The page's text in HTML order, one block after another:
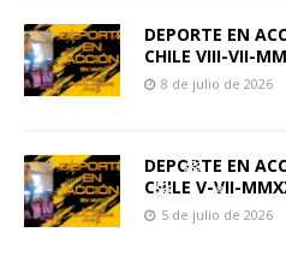
DEPORTE EN
CHILE VIII-VII-
8 de julio de 2026
DEPORTE EN
CHILE V-VII-
5 de julio de 2026